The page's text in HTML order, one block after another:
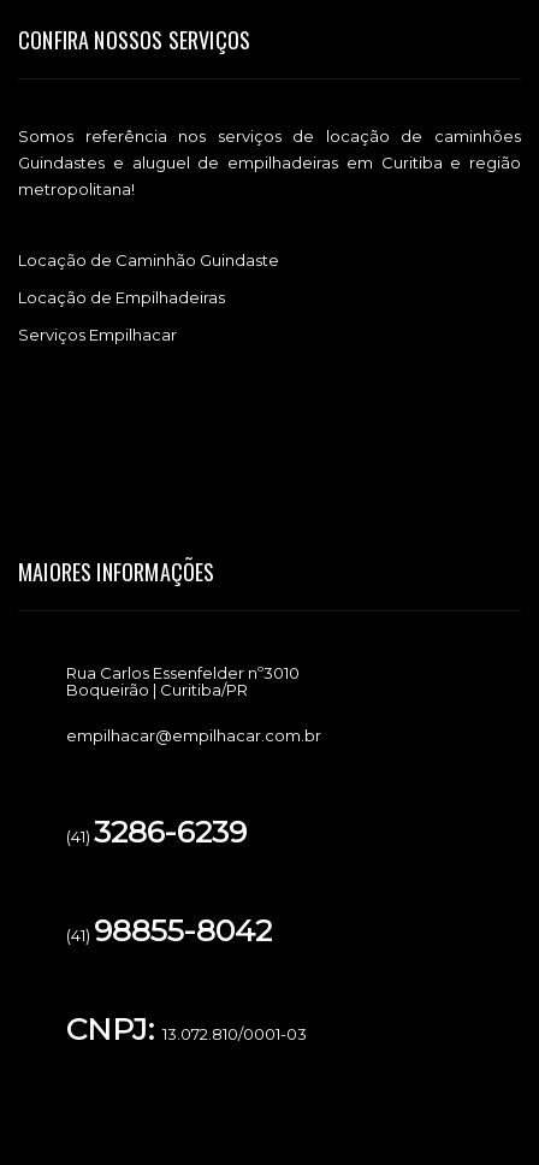
CONFIRA NOSSOS SERVIÇOS
Somos referência nos serviços de locação de caminhões
Guindastes e aluguel de empilhadeiras em Curitiba e região
metropolitana!
Locação de Caminhão Guindaste
Locação de Empilhadeiras
Serviços Empilhacar
MAIORES INFORMAÇÕES
Rua Carlos Essenfelder nº3010
Boqueirão | Curitiba/PR
empilhacar@empilhacar.com.br
(41) 3286-6239
(41) 98855-8042
CNPJ:13.072.810/0001-03